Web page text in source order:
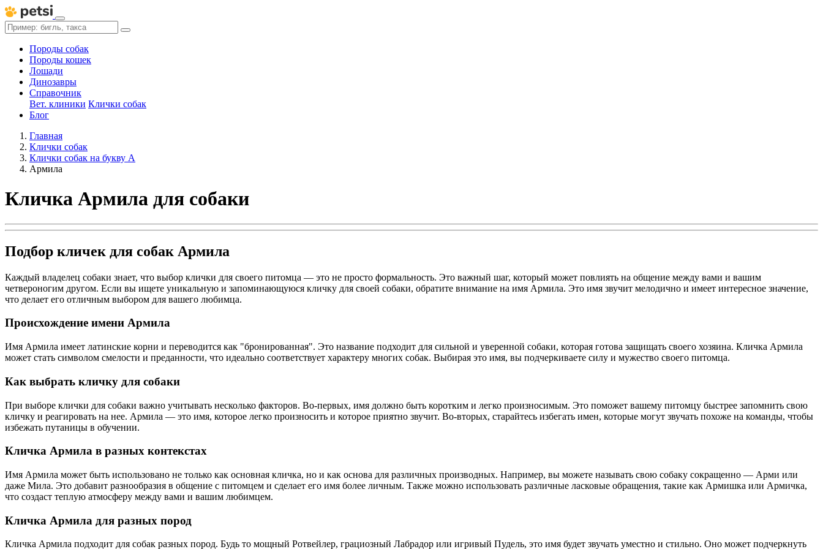
Породы собак
Породы кошек
Лошади
Динозавры
Справочник
Вет. клиники Клички собак
Блог
Главная
Клички собак
Клички собак на букву А
Армила
Кличка Армила для собаки
Подбор кличек для собак Армила
Каждый владелец собаки знает, что выбор клички для своего питомца — это не просто формальность. Это важный шаг, который может повлиять на общение между вами и вашим
четвероногим другом. Если вы ищете уникальную и запоминающуюся кличку для своей собаки, обратите внимание на имя Армила. Это имя звучит мелодично и имеет интересное значение,
что делает его отличным выбором для вашего любимца.
Происхождение имени Армила
Имя Армила имеет латинские корни и переводится как "бронированная". Это название подходит для сильной и уверенной собаки, которая готова защищать своего хозяина. Кличка Армила
может стать символом смелости и преданности, что идеально соответствует характеру многих собак. Выбирая это имя, вы подчеркиваете силу и мужество своего питомца.
Как выбрать кличку для собаки
При выборе клички для собаки важно учитывать несколько факторов. Во-первых, имя должно быть коротким и легко произносимым. Это поможет вашему питомцу быстрее запомнить свою
кличку и реагировать на нее. Армила — это имя, которое легко произносить и которое приятно звучит. Во-вторых, старайтесь избегать имен, которые могут звучать похоже на команды, чтобы
избежать путаницы в обучении.
Кличка Армила в разных контекстах
Имя Армила может быть использовано не только как основная кличка, но и как основа для различных производных. Например, вы можете называть свою собаку сокращенно — Арми или
даже Мила. Это добавит разнообразия в общение с питомцем и сделает его имя более личным. Также можно использовать различные ласковые обращения, такие как Армишка или Армичка,
что создаст теплую атмосферу между вами и вашим любимцем.
Кличка Армила для разных пород
Кличка Армила подходит для собак разных пород. Будь то мощный Ротвейлер, грациозный Лабрадор или игривый Пудель, это имя будет звучать уместно и стильно. Оно может подчеркнуть